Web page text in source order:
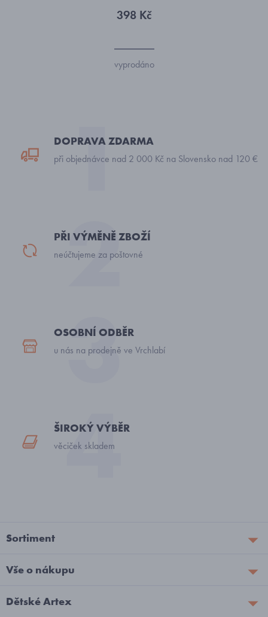
398 Kč
vyprodáno
DOPRAVA ZDARMA
při objednávce nad 2 000 Kč na Slovensko nad 120 €
PŘI VÝMĚNĚ ZBOŽÍ
neúčtujeme za poštovné
OSOBNÍ ODBĚR
u nás na prodejně ve Vrchlabí
ŠIROKÝ VÝBĚR
věciček skladem
Sortiment
Vše o nákupu
Dětské Artex